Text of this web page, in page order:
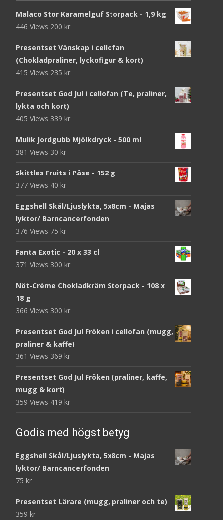
Malaco Stor Karamelguf Storpack - 1,9 kg
446 Views 200 kr
Presentset Vänskap i cellofan
(Chokladpraliner, lyckofigur & kort)
415 Views 235 kr
Presentset God Jul i cellofan (Te, praliner,
lykta och kort)
405 Views 339 kr
Mulik Jordgubb Mjölkdryck - 500 ml
381 Views 30 kr
Skittles Fruits i Påse - 152 g
377 Views 40 kr
Eggshell Skål/Ljuslykta, 5x8cm - Majas
lyktor/ Barncancerfonden
376 Views 75 kr
Fanta Exotic - 20 x 33 cl
371 Views 300 kr
Nöt-Créme Chokladkräm Storpack - 108 x
18 g
366 Views 300 kr
Presentset God Jul Fröken i cellofan (mugg,
praliner & kaffe)
361 Views 369 kr
Presentset God Jul Fröken (praliner, kaffe,
mugg & kort)
359 Views 419 kr
Godis med högst betyg
Eggshell Skål/Ljuslykta, 5x8cm - Majas
lyktor/ Barncancerfonden
75 kr
Presentset Lärare (mugg, praliner och te)
359 kr